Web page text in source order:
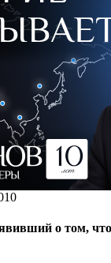
о том,